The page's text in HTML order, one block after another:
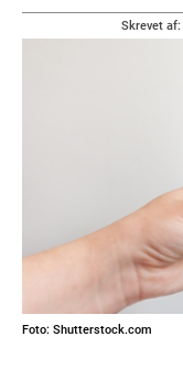
Skrevet af:
Foto: Shutterstock.com